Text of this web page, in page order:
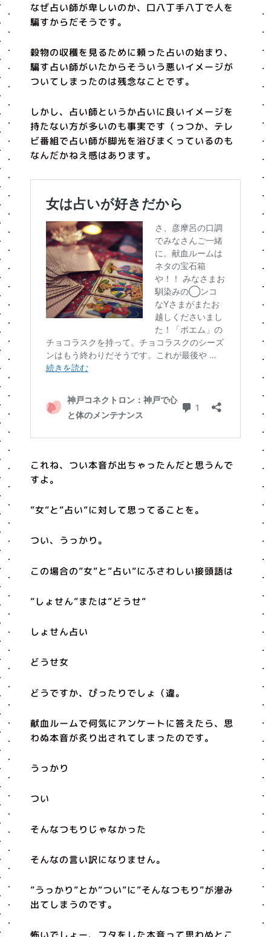
なぜ占い師が卑しいのか、口八丁手八丁で人を
騙すからだそうです。
穀物の収穫を見るために頼った占いの始まり、
騙す占い師がいたからそういう悪いイメージが
ついてしまったのは残念なことです。
しかし、占い師というか占いに良いイメージを
持たない方が多いのも事実です（っつか、テレ
ビ番組で占い師が脚光を浴びまくっているのも
なんだかねえ感はあります。
これね、つい本音が出ちゃったんだと思うんで
すよ。
”女”と”占い”に対して思ってることを。
つい、うっかり。
この場合の”女”と”占い”にふさわしい接頭語は
”しょせん”または”どうせ”
しょせん占い
どうせ女
どうですか、ぴったりでしょ（違。
献血ルームで何気にアンケートに答えたら、思
わぬ本音が炙り出されてしまったのです。
うっかり
つい
そんなつもりじゃなかった
そんなの言い訳になりません。
”うっかり”とか”つい”に”そんなつもり”が滲み
出てしまうのです。